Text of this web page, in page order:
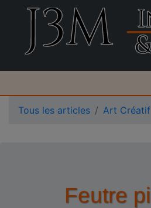
Tous les articles Art Créatif
Feutre